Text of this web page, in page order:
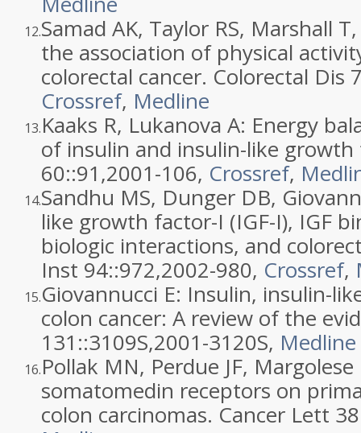
12.Samad AK, Taylor RS, Marshall
the association of physical
colorectal cancer. Colorectal Dis
Crossref, Medline
13.Kaaks R, Lukanova A: Energy
of insulin and insulin-like
60::91,2001-106, Crossref,
14.Sandhu MS, Dunger DB,
like growth factor-I (IGF-I), IGF
biologic interactions, and
Inst 94::972,2002-980, Crossref,
15.Giovannucci E: Insulin, insulin-
colon cancer: A review of the
131::3109S,2001-3120S, Medline
16.Pollak MN, Perdue JF,
somatomedin receptors on
colon carcinomas. Cancer Lett